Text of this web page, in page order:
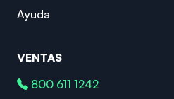
Ayuda
VENTAS
800 611 1242